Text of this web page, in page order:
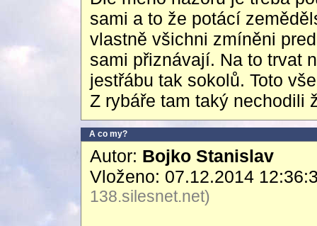
sami a to že potácí
vlastně všichni zmíněni
sami přiznávají. Na to trvat
jestřábu tak sokolů. Toto
Z rybáře tam taký nechodili
A co my?
Autor: Bojko Stanislav
Vloženo: 07.12.2014
138.silesnet.net)